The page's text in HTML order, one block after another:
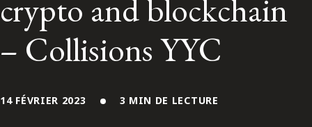
Réseau des anciens d’Osler
Contactez-nous
crypto and blockchain
– Collisions YYC
14 FÉVRIER 2023 3 MIN DE LECTURE